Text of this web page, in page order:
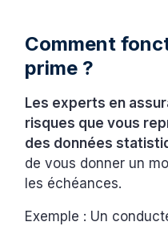
Comment
prime ?
Les experts en
risques que vous
des données
de vous donner un
les échéances.
Exemple : Un